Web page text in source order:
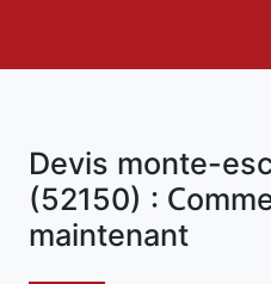
Devis monte-
(52150) :
maintenant